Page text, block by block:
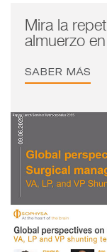
Mira la
almuerzo
SABER MÁS